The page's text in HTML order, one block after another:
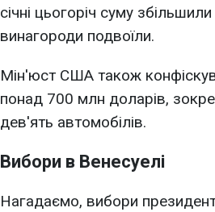
січні цьогоріч суму
винагороди подвоїли.
Мін'юст США також
понад 700 млн доларів,
дев'ять автомобілів.
Вибори в Венесуелі
Нагадаємо, вибори